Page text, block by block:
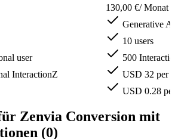
user
InteractionZ
130,00 €/ Monat
Generative
10 users
500
USD 32 per
USD 0.28
Zenvia Conversion mit
(0)